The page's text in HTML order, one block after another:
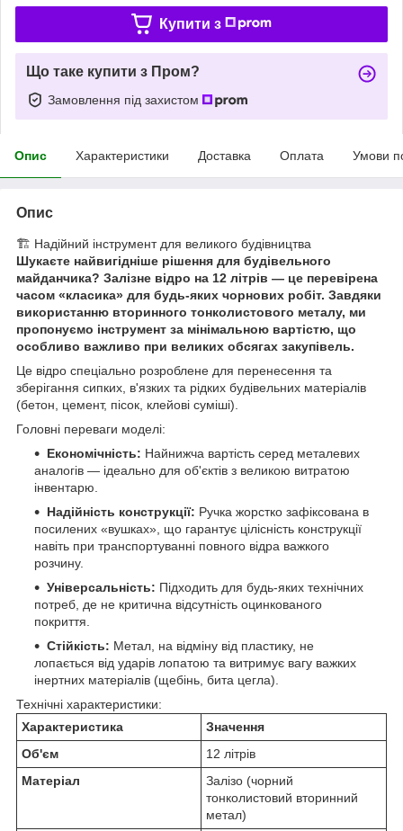
Купити з
Що таке купити з Пром?
Замовлення під захистом
Опис Характеристики Доставка Оплата Умови
Опис
🏗️ Надійний інструмент для великого будівництва
Шукаєте найвигідніше рішення для будівельного
майданчика? Залізне відро на 12 літрів — це перевірена
часом «класика» для будь-яких чорнових робіт. Завдяки
використанню вторинного тонколистового металу, ми
пропонуємо інструмент за мінімальною вартістю, що
особливо важливо при великих обсягах закупівель.
Це відро спеціально розроблене для перенесення та
зберігання сипких, в'язких та рідких будівельних матеріалів
(бетон, цемент, пісок, клейові суміші).
Головні переваги моделі:
Економічність: Найнижча вартість серед металевих
аналогів — ідеально для об'єктів з великою витратою
інвентарю.
Надійність конструкції: Ручка жорстко зафіксована в
посилених «вушках», що гарантує цілісність конструкції
навіть при транспортуванні повного відра важкого
розчину.
Універсальність: Підходить для будь-яких технічних
потреб, де не критична відсутність оцинкованого
покриття.
Стійкість: Метал, на відміну від пластику, не
лопається від ударів лопатою та витримує вагу важких
інертних матеріалів (щебінь, бита цегла).
Технічні характеристики:
Характеристика
Значення
Об'єм
12 літрів
Матеріал
Залізо (чорний
тонколистовий вторинний
метал)